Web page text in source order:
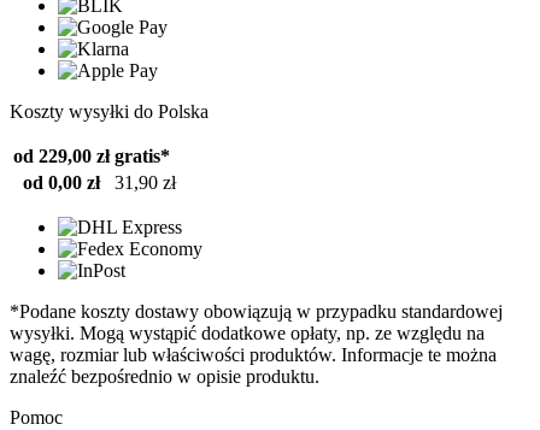
Koszty wysyłki do Polska
od 229,00 zł gratis*
od 0,00 zł
31,90 zł
*Podane koszty dostawy obowiązują w przypadku standardowej
wysyłki. Mogą wystąpić dodatkowe opłaty, np. ze względu na
wagę, rozmiar lub właściwości produktów. Informacje te można
znaleźć bezpośrednio w opisie produktu.
Pomoc